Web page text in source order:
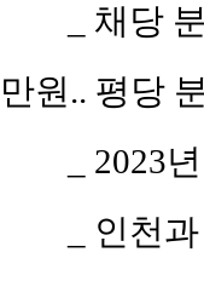
_ 채당
만원.. 평당
_ 2023
_ 인천